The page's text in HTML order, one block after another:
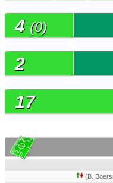
4 (0)
2
17
(B.